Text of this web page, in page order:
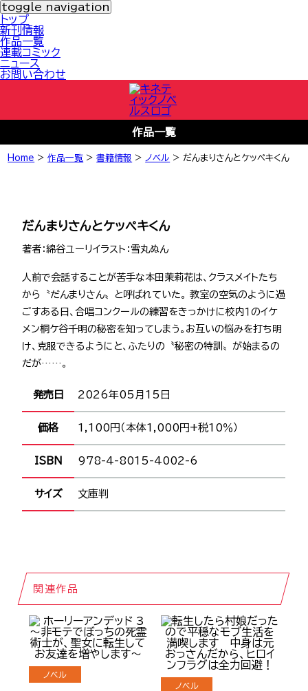
toggle navigation
トップ
新刊情報
作品一覧
連載コミック
ニュース
お問い合わせ
作品一覧
Home >作品一覧 >書籍情報 > ノベル > だんまりさんとケッペキくん
だんまりさんとケッペキくん
著者：綿谷ユーリイラスト：雪丸ぬん
人前で会話することが苦手な本田茉莉花は、クラスメイトたち
から〝だんまりさん〟と呼ばれていた。 教室の空気のように過
ごすある日、合唱コンクールの練習をきっかけに校内１のイケ
メン桐ケ谷千明の秘密を知ってしまう。お互いの悩みを打ち明
け、克服できるようにと、ふたりの〝秘密の特訓〟が始まるの
だが……。
発売日 2026年05月15日
価格 1,100円（本体1,000円+税10％）
ISBN 978-4-8015-4002-6
サイズ 文庫判
関連作品
ノベル
ノベル